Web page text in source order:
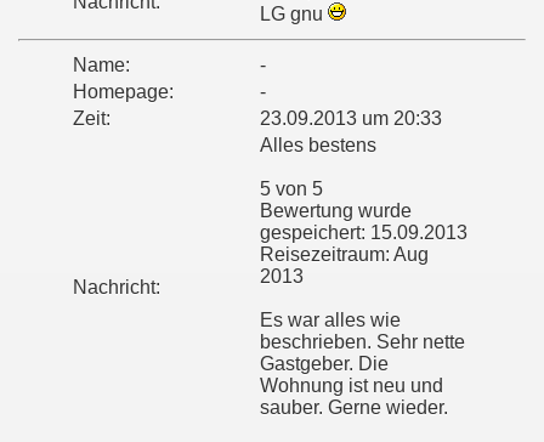
LG gnu
Name:
-
Homepage:
-
Zeit:
23.09.2013 um 20:33
Nachricht:
Alles bestens
5 von 5
Bewertung wurde
gespeichert: 15.09.2013
Reisezeitraum: Aug
2013
Es war alles wie
beschrieben. Sehr nette
Gastgeber. Die
Wohnung ist neu und
sauber. Gerne wieder.